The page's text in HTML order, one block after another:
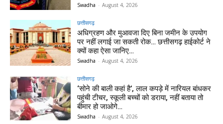
Swadha - August 4, 2026
छत्तीसगढ़
अधिग्रहण और मुआवजा दिए बिना जमीन के उपयोग
पर नहीं लगाई जा सकती रोक… छत्तीसगढ़ हाईकोर्ट ने
क्यों कहा ऐसा जानिए…
Swadha - August 4, 2026
छत्तीसगढ़
‘सोने की बाली कहां है’, लाल कपड़े में नारियल बांधकर
पहुंची टीचर, स्कूली बच्चों को डराया, नहीं बताया तो
बीमार हो जाओगे…
Swadha - August 4, 2026